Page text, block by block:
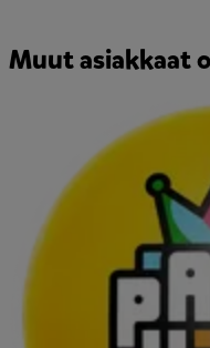
Muut asiakkaat